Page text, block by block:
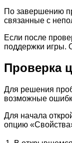
По завершению
связанные с
Если после
поддержки игры.
Проверка
Для решения
возможные
Для начала
опцию